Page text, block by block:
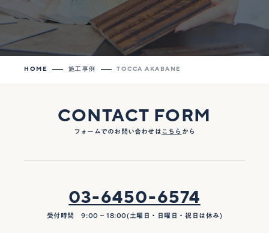
HOME 施工事例 TOCCA AKABANE
CONTACT FORM
フォームでのお問い合わせは こちら から
03-6450-6574
受付時間 9:00 ~ 18:00(土曜日・日曜日・祝日は休み)